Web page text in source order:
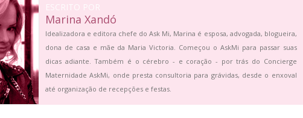
ESCRITO POR
Marina Xandó
Idealizadora e editora chefe do Ask Mi, Marina é esposa, advogada, blogueira,
dona de casa e mãe da Maria Victoria. Começou o AskMi para passar suas
dicas adiante. Também é o cérebro - e coração - por trás do Concierge
Maternidade AskMi, onde presta consultoria para grávidas, desde o enxoval
até organização de recepções e festas.